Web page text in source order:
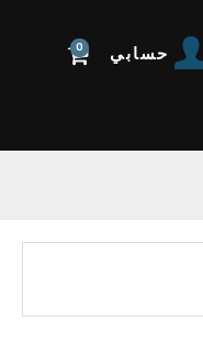
حسابي 0